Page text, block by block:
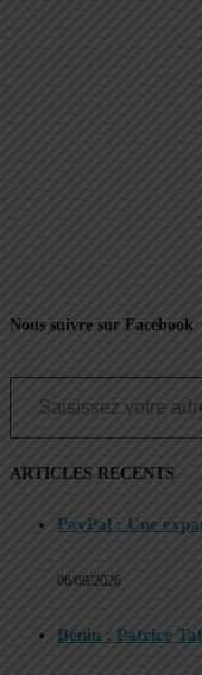
Nous suivre sur Facebook
Saisissez votre adresse e-mail…
ARTICLES RECENTS
PayPal : Une
06/08/2026
Bénin : Patrice